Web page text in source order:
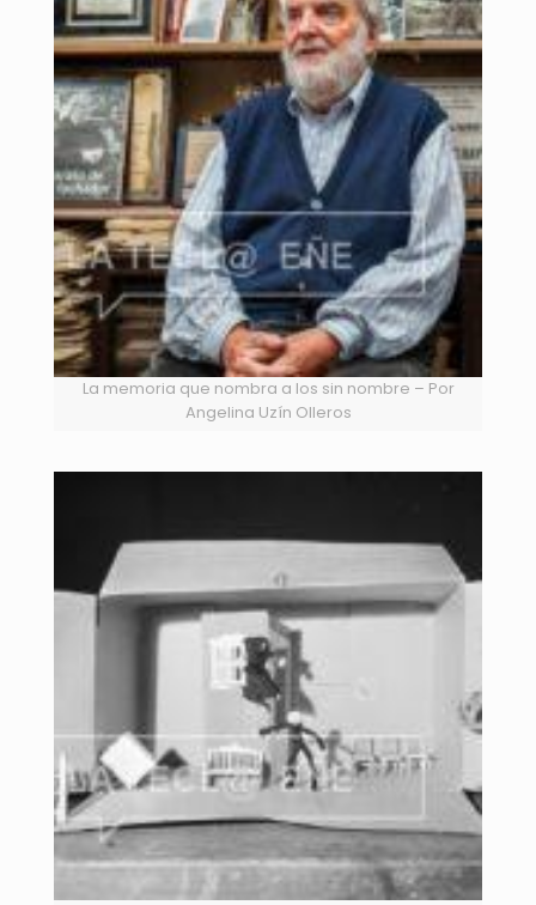
La memoria que nombra a los sin nombre – Por
Angelina Uzín Olleros